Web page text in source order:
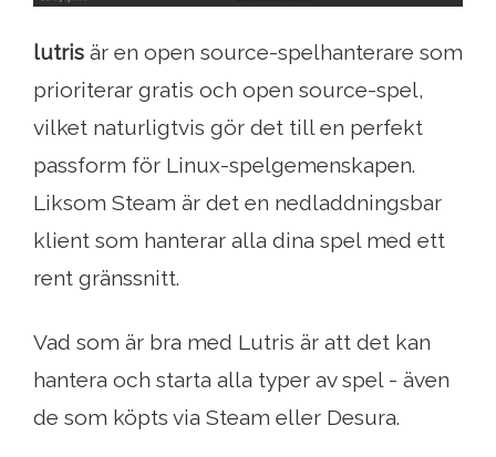
lutris är en open source-spelhanterare som
prioriterar gratis och open source-spel,
vilket naturligtvis gör det till en perfekt
passform för Linux-spelgemenskapen.
Liksom Steam är det en nedladdningsbar
klient som hanterar alla dina spel med ett
rent gränssnitt.
Vad som är bra med Lutris är att det kan
hantera och starta alla typer av spel - även
de som köpts via Steam eller Desura.